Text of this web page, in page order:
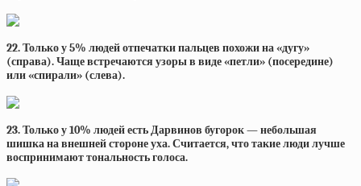
22. Только у 5% людей отпечатки пальцев похожи на «дугу»
(справа). Чаще встречаются узоры в виде «петли» (посередине)
или «спирали» (слева).
23. Только у 10% людей есть Дарвинов бугорок — небольшая
шишка на внешней стороне уха. Считается, что такие люди лучше
воспринимают тональность голоса.